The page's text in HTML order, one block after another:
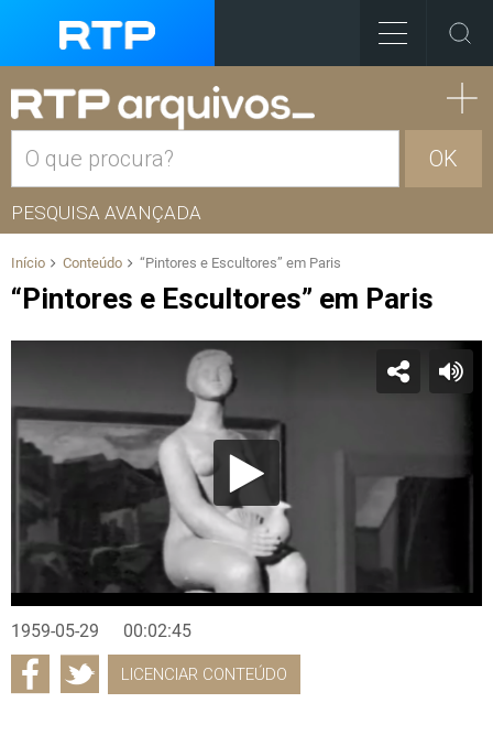
OK
PESQUISA AVANÇADA
Início Conteúdo “Pintores e Escultores” em Paris
“Pintores e Escultores” em Paris
1959-05-29 00:02:45
LICENCIAR CONTEÚDO